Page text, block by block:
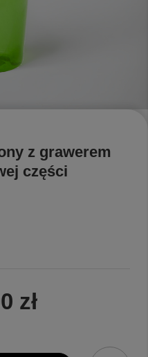
z grawerem
części
zł